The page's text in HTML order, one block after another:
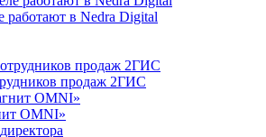
в Nedra Digital
продаж 2ГИС
OMNI»